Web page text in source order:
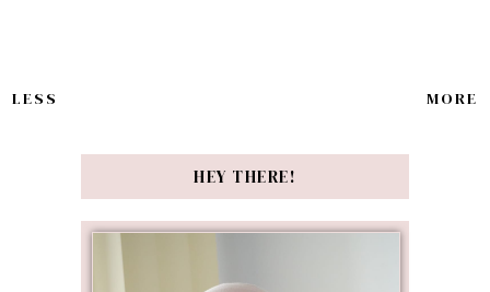
LESS MORE
HEY THERE!